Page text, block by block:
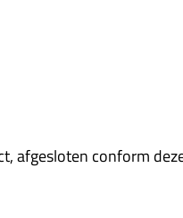
afgesloten conform